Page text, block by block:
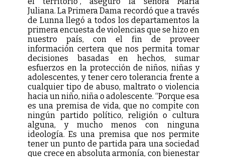
Juliana. La Primera Dama recordó que a través
de Lunna llegó a todos los departamentos la
primera encuesta de violencias que se hizo en
nuestro país, con el fin de proveer
información certera que nos permita tomar
decisiones basadas en hechos, sumar
esfuerzos en la protección de niños, niñas y
adolescentes, y tener cero tolerancia frente a
cualquier tipo de abuso, maltrato o violencia
hacia un niño, niña o adolescente. “Porque esa
es una premisa de vida, que no compite con
ningún partido político, religión o cultura
alguna, y mucho menos con ninguna
ideología. Es una premisa que nos permite
tener un punto de partida para una sociedad
que crece en absoluta armonía, con bienestar